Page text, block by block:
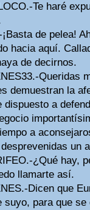
Te haré
de pelea!
hacia aquí.
de decirnos.
Queridas
demuestran la
dispuesto a
a
un
¿Qué hay,
llamarte así.
Dicen que
suyo, para que